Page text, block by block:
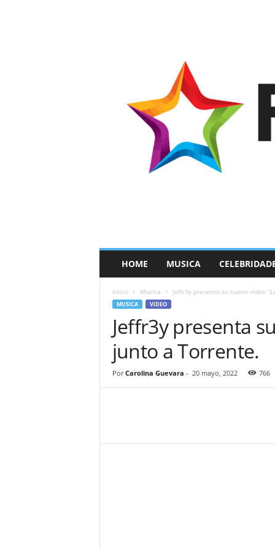
a
HOME MUSICA
Inicio Musica Jeffr3y presenta su nuevo vídeo
MUSICA VIDEO
Jeffr3y presenta
junto a Torrente.
Por Carolina Guevara - 20 mayo, 2022 766